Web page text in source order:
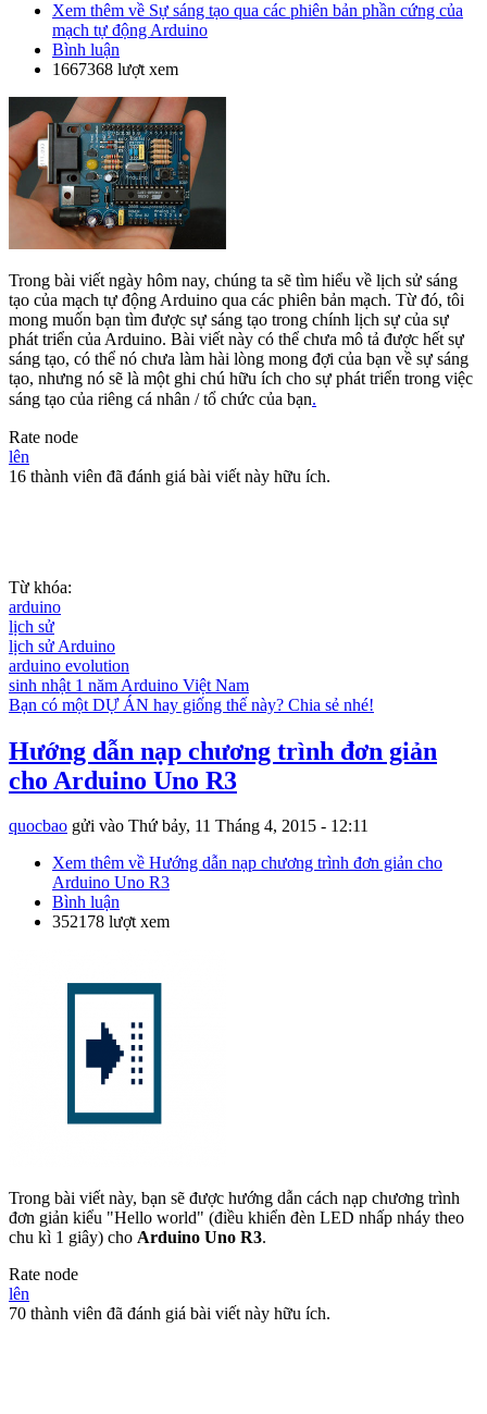
Xem thêm về Sự sáng tạo qua các phiên bản phần cứng của
mạch tự động Arduino
Bình luận
1667368 lượt xem
Trong bài viết ngày hôm nay, chúng ta sẽ tìm hiểu về lịch sử sáng
tạo của mạch tự động Arduino qua các phiên bản mạch. Từ đó, tôi
mong muốn bạn tìm được sự sáng tạo trong chính lịch sự của sự
phát triển của Arduino. Bài viết này có thể chưa mô tả được hết sự
sáng tạo, có thể nó chưa làm hài lòng mong đợi của bạn về sự sáng
tạo, nhưng nó sẽ là một ghi chú hữu ích cho sự phát triển trong việc
sáng tạo của riêng cá nhân / tổ chức của bạn.
Rate node
lên
16 thành viên đã đánh giá bài viết này hữu ích.
Từ khóa:
arduino
lịch sử
lịch sử Arduino
arduino evolution
sinh nhật 1 năm Arduino Việt Nam
Bạn có một DỰ ÁN hay giống thế này? Chia sẻ nhé!
Hướng dẫn nạp chương trình đơn giản
cho Arduino Uno R3
quocbao gửi vào Thứ bảy, 11 Tháng 4, 2015 - 12:11
Xem thêm về Hướng dẫn nạp chương trình đơn giản cho
Arduino Uno R3
Bình luận
352178 lượt xem
Trong bài viết này, bạn sẽ được hướng dẫn cách nạp chương trình
đơn giản kiểu "Hello world" (điều khiển đèn LED nhấp nháy theo
chu kì 1 giây) cho Arduino Uno R3.
Rate node
lên
70 thành viên đã đánh giá bài viết này hữu ích.